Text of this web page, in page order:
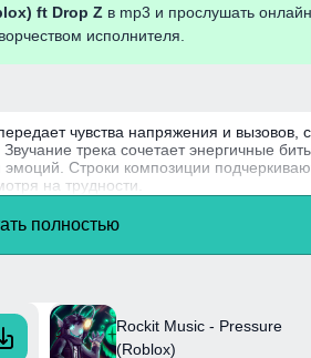
ft Drop Z в mp3 и прослушать
исполнителя.
чувства напряжения и вызовов,
трека сочетает энергичные
Строки композиции
на трудности.
превращая свои переживания в
полностью
Rockit Music - Pressure
(Roblox)